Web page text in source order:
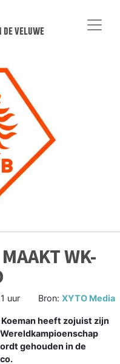
de veluwe
WK-
uur Bron: XYTO Media
heeft zojuist zijn
gehouden in de